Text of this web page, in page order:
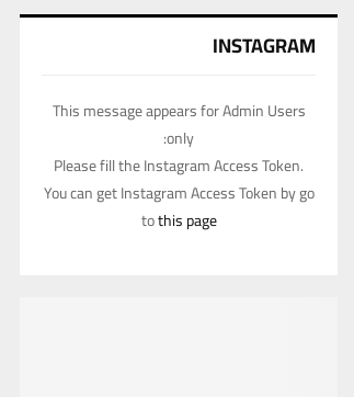
INSTAGRAM
This message appears for Admin Users
only:
Please fill the Instagram Access Token.
You can get Instagram Access Token by go
tothis page